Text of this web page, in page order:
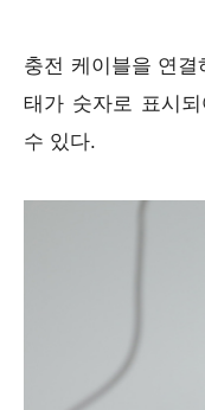
충전 케이블을 연
태가 숫자로 표시
수 있다.